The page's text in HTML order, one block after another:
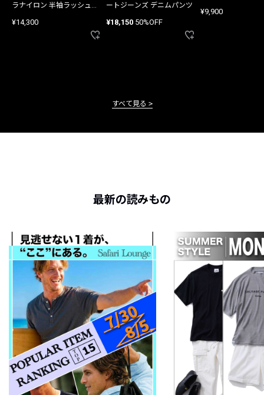
ラナイロン 半袖ラッシュガ
¥14,300
ートジーンズ デニムパンツ
¥18,150 50%OFF
¥9,900
すべて見る
最新の読みもの